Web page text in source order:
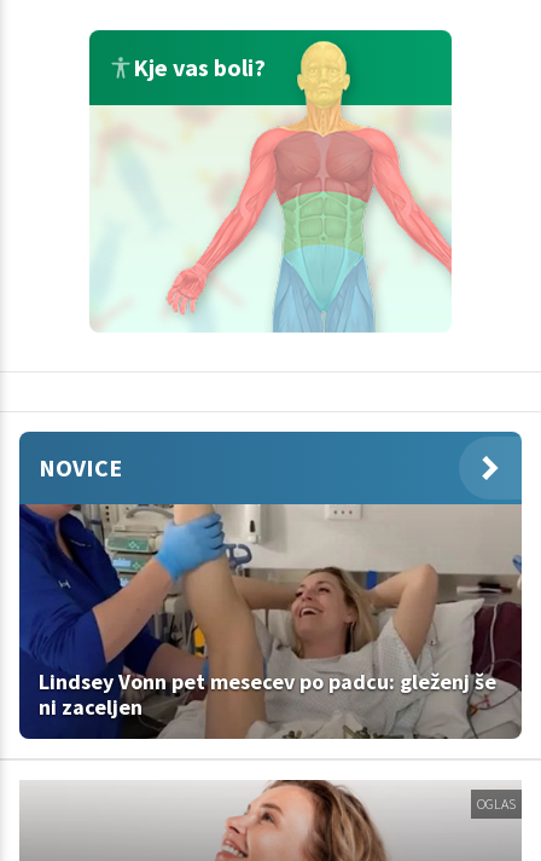
Kje vas boli?
NOVICE
Lindsey Vonn pet mesecev po padcu: gleženj še
ni zaceljen
OGLAS